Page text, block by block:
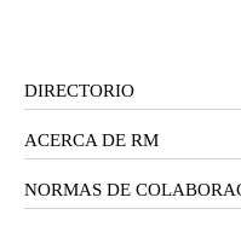
DIRECTORIO
ACERCA DE RM
NORMAS DE